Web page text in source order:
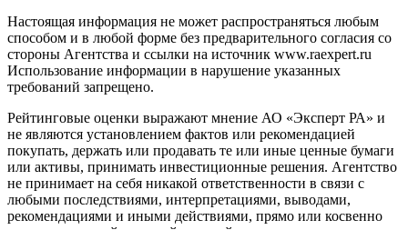
Настоящая информация не может распространяться любым
способом и в любой форме без предварительного согласия со
стороны Агентства и ссылки на источник www.raexpert.ru
Использование информации в нарушение указанных
требований запрещено.
Рейтинговые оценки выражают мнение АО «Эксперт РА» и
не являются установлением фактов или рекомендацией
покупать, держать или продавать те или иные ценные бумаги
или активы, принимать инвестиционные решения. Агентство
не принимает на себя никакой ответственности в связи с
любыми последствиями, интерпретациями, выводами,
рекомендациями и иными действиями, прямо или косвенно